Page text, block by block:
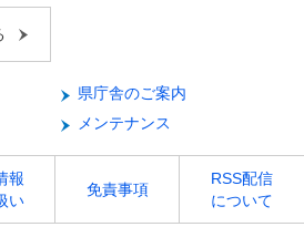
県庁舎のご案内
メンテナンス
報
い
免責事項
RSS配信
について